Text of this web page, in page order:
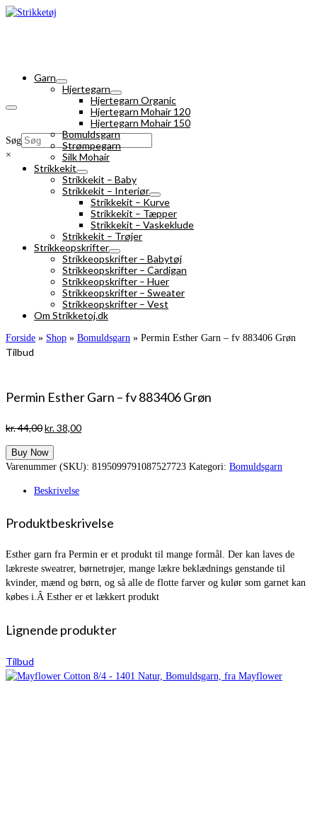
Søg
×
Garn
Hjertegarn
Hjertegarn Organic
Hjertegarn Mohair 120
Hjertegarn Mohair 150
Bomuldsgarn
Strømpegarn
Silk Mohair
Strikkekit
Strikkekit – Baby
Strikkekit – Interiør
Strikkekit – Kurve
Strikkekit – Tæpper
Strikkekit – Vaskeklude
Strikkekit – Trøjer
Strikkeopskrifter
Strikkeopskrifter – Babytøj
Strikkeopskrifter – Cardigan
Strikkeopskrifter – Huer
Strikkeopskrifter – Sweater
Strikkeopskrifter – Vest
Om Strikketoj.dk
Forside » Shop » Bomuldsgarn » Permin Esther Garn – fv 883406 Grøn
Tilbud
Permin Esther Garn – fv 883406 Grøn
kr.44,00Den
pris
var:
kr.38,00Den
er:
Buy Now
Varenummer (SKU): 8195099791087527723 Kategori: Bomuldsgarn
Beskrivelse
Produktbeskrivelse
Esther garn fra Permin er et produkt til mange formål. Der kan laves de
lækreste sweatrer, børnetrøjer, mange lækre beklædnings genstande til
kvinder, mænd og børn, og så alle de flotte farver og kulør som garnet kan
købes i.Â Esther er et lækkert produkt
Lignende produkter
Tilbud